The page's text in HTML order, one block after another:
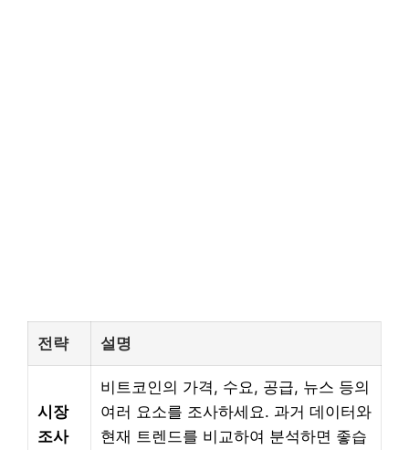
전략 설명
시장
조사
비트코인의 가격, 수요, 공급, 뉴스 등의
여러 요소를 조사하세요. 과거 데이터와
현재 트렌드를 비교하여 분석하면 좋습